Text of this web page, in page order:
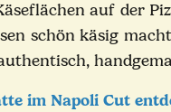
auf der
schön käsig
im Napoli Cut